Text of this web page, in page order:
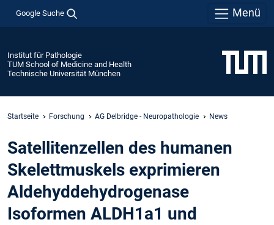
Google Suche Menü
Institut für Pathologie
TUM School of Medicine and Health
Technische Universität München
Startseite Forschung AG Delbridge - Neuropathologie News
Satellitenzellen des humanen
Skelettmuskels exprimieren
Aldehyddehydrogenase
Isoformen ALDH1a1 und